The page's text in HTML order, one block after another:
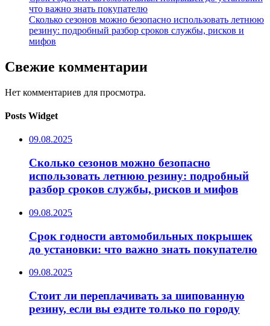
что важно знать покупателю
Сколько сезонов можно безопасно использовать летнюю
резину: подробный разбор сроков службы, рисков и
мифов
Свежие комментарии
Нет комментариев для просмотра.
Posts Widget
09.08.2025
Сколько сезонов можно безопасно
использовать летнюю резину: подробный
разбор сроков службы, рисков и мифов
09.08.2025
Срок годности автомобильных покрышек
до установки: что важно знать покупателю
09.08.2025
Стоит ли переплачивать за шипованную
резину, если вы ездите только по городу